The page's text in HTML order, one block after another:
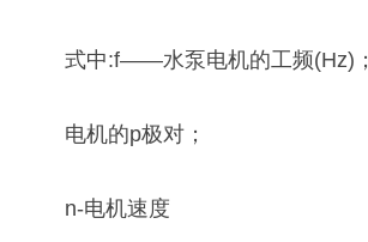
式中:f——水泵电机的工频(Hz)；
电机的p极对；
n-电机速度